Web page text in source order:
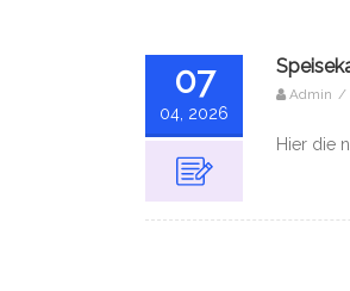
07
04, 2026
Admin /
Hier die